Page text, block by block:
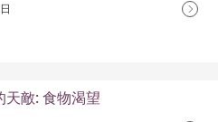
天敵: 食物渴望